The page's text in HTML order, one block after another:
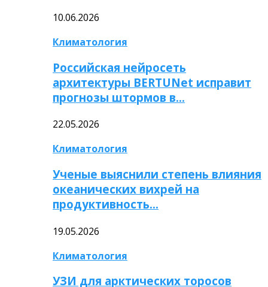
10.06.2026
Климатология
Российская нейросеть
архитектуры BERTUNet исправит
прогнозы штормов в…
22.05.2026
Климатология
Ученые выяснили степень влияния
океанических вихрей на
продуктивность…
19.05.2026
Климатология
УЗИ для арктических торосов